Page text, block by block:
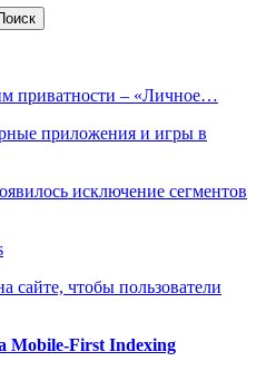
приватности – «Личное…
приложения и игры в
исключение сегментов
сайте, чтобы пользователи
Mobile-First Indexing